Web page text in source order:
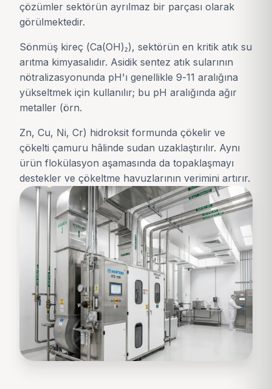
çözümler sektörün ayrılmaz bir parçası olarak
görülmektedir.
Sönmüş kireç (Ca(OH)₂), sektörün en kritik atık su
arıtma kimyasalıdır. Asidik sentez atık sularının
nötralizasyonunda pH'ı genellikle 9-11 aralığına
yükseltmek için kullanılır; bu pH aralığında ağır
metaller (örn.
Zn, Cu, Ni, Cr) hidroksit formunda çökelir ve
çökelti çamuru hâlinde sudan uzaklaştırılır. Aynı
ürün flokülasyon aşamasında da topaklaşmayı
destekler ve çökeltme havuzlarının verimini artırır.